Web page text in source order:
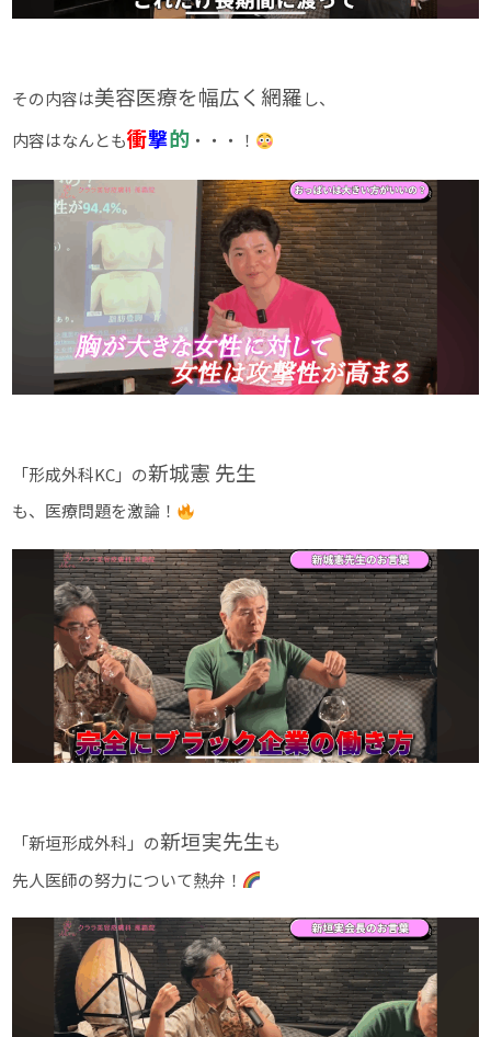
その内容は美容医療を幅広く網羅し、
内容はなんとも衝撃的 ・・・！
「形成外科KC」の新城憲 先生
も、医療問題を激論！
「新垣形成外科」の新垣実先生も
先人医師の努力について熱弁！